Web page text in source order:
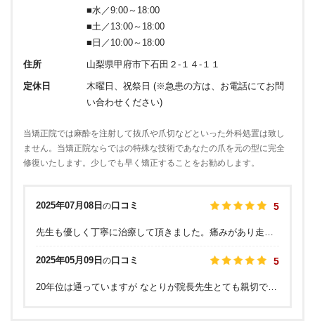
■水／9:00～18:00
■土／13:00～18:00
■日／10:00～18:00
住所 山梨県甲府市下石田２-１４-１１
定休日
木曜日、祝祭日 (※急患の方は、お電話にてお問
い合わせください)
当矯正院では麻酔を注射して抜爪や爪切などといった外科処置は致し
ません。当矯正院ならではの特殊な技術であなたの爪を元の型に完全
修復いたします。少しでも早く矯正することをお勧めします。
2025年07月08日 の口コミ 5
2025年05月09日 の口コミ 5